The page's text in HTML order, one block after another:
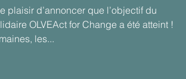
plaisir d’annoncer que l’objectif du
OLVEAct for Change a été atteint !
les...